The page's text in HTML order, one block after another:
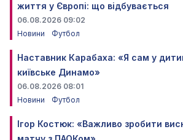
життя у Європі: що відбувається
06.08.2026 09:02
Новини
Футбол
Наставник Карабаха: «Я сам у
київське Динамо»
06.08.2026 08:01
Новини
Футбол
Ігор Костюк: «Важливо зробити